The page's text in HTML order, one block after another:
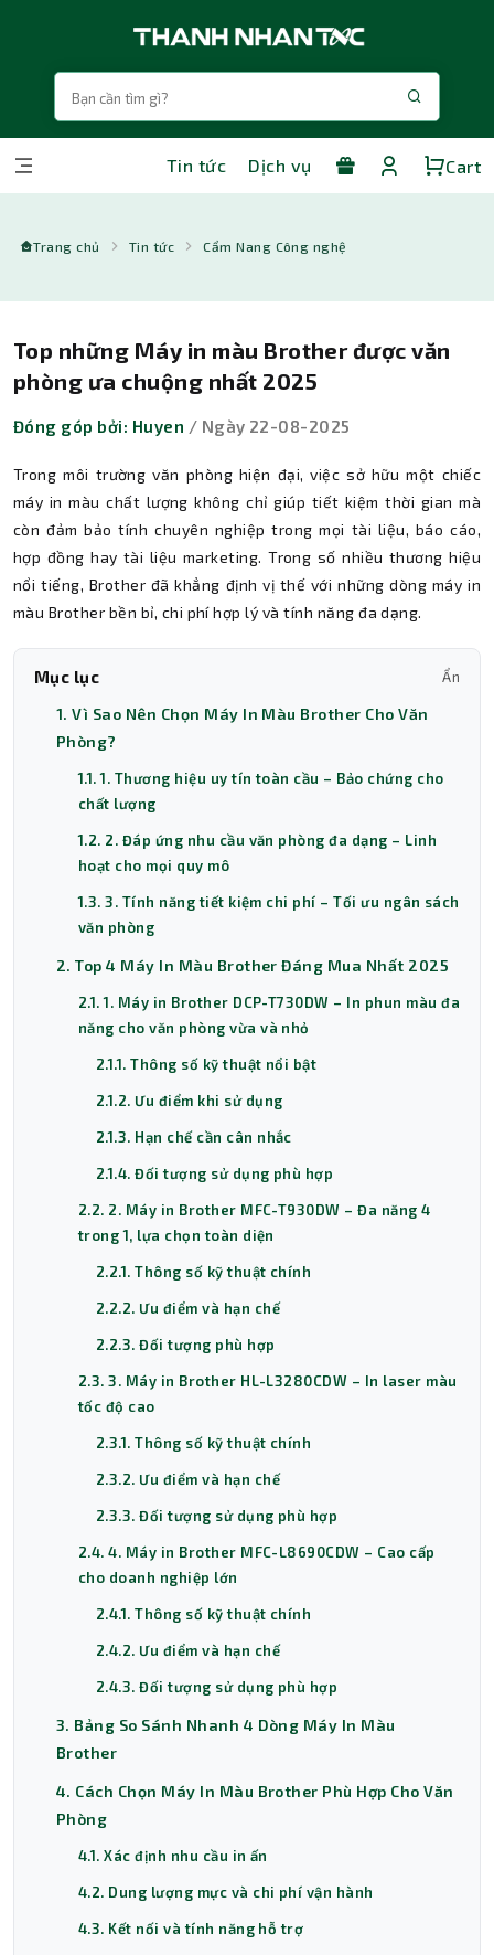
Tin tức Dịch vụ Cart
Trang chủ Tin tức Cẩm Nang Công nghệ
Top những Máy in màu Brother được văn
phòng ưa chuộng nhất 2025
Đóng góp bởi: Huyen / Ngày 22-08-2025
Trong môi trường văn phòng hiện đại, việc sở hữu một chiếc
máy in màu chất lượng không chỉ giúp tiết kiệm thời gian mà
còn đảm bảo tính chuyên nghiệp trong mọi tài liệu, báo cáo,
hợp đồng hay tài liệu marketing. Trong số nhiều thương hiệu
nổi tiếng, Brother đã khẳng định vị thế với những dòng máy in
màu Brother bền bỉ, chi phí hợp lý và tính năng đa dạng.
Mục lục Ẩn
1. Vì Sao Nên Chọn Máy In Màu Brother Cho Văn
Phòng?
1.1. 1. Thương hiệu uy tín toàn cầu – Bảo chứng cho
chất lượng
1.2. 2. Đáp ứng nhu cầu văn phòng đa dạng – Linh
hoạt cho mọi quy mô
1.3. 3. Tính năng tiết kiệm chi phí – Tối ưu ngân sách
văn phòng
2. Top 4 Máy In Màu Brother Đáng Mua Nhất 2025
2.1. 1. Máy in Brother DCP-T730DW – In phun màu đa
năng cho văn phòng vừa và nhỏ
2.1.1. Thông số kỹ thuật nổi bật
2.1.2. Ưu điểm khi sử dụng
2.1.3. Hạn chế cần cân nhắc
2.1.4. Đối tượng sử dụng phù hợp
2.2. 2. Máy in Brother MFC-T930DW – Đa năng 4
trong 1, lựa chọn toàn diện
2.2.1. Thông số kỹ thuật chính
2.2.2. Ưu điểm và hạn chế
2.2.3. Đối tượng phù hợp
2.3. 3. Máy in Brother HL-L3280CDW – In laser màu
tốc độ cao
2.3.1. Thông số kỹ thuật chính
2.3.2. Ưu điểm và hạn chế
2.3.3. Đối tượng sử dụng phù hợp
2.4. 4. Máy in Brother MFC-L8690CDW – Cao cấp
cho doanh nghiệp lớn
2.4.1. Thông số kỹ thuật chính
2.4.2. Ưu điểm và hạn chế
2.4.3. Đối tượng sử dụng phù hợp
3. Bảng So Sánh Nhanh 4 Dòng Máy In Màu
Brother
4. Cách Chọn Máy In Màu Brother Phù Hợp Cho Văn
Phòng
4.1. Xác định nhu cầu in ấn
4.2. Dung lượng mực và chi phí vận hành
4.3. Kết nối và tính năng hỗ trợ